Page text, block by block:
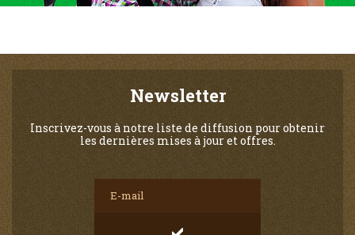
Newsletter
Inscrivez-vous à notre liste de diffusion pour obtenir
les dernières mises à jour et offres.